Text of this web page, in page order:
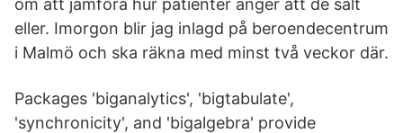
om att jämföra hur patienter anger att de sålt
eller. Imorgon blir jag inlagd på beroendecentrum
i Malmö och ska räkna med minst två veckor där.
Packages 'biganalytics', 'bigtabulate',
'synchronicity', and 'bigalgebra' provide